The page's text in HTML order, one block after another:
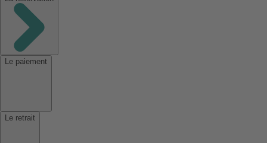
Le paiement
Le retrait